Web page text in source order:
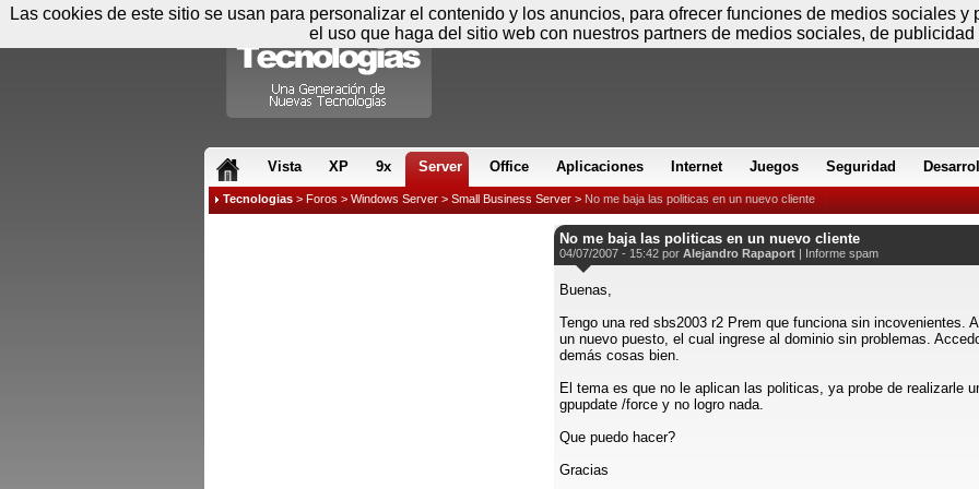
Vista XP 9x Server Office Aplicaciones Internet Juegos Seguridad
Tecnologias > Foros > Windows Server > Small Business Server > No me baja las politicas en un nuevo cliente
No me baja las politicas en un nuevo cliente
04/07/2007 - 15:42 por Alejandro Rapaport | Informe spam
Buenas,
Tengo una red sbs2003 r2 Prem que funciona sin incovenientes.
un nuevo puesto, el cual ingrese al dominio sin problemas.
demás cosas bien.
El tema es que no le aplican las politicas, ya probe de realizarle
gpupdate /force y no logro nada.
Que puedo hacer?
Gracias
Las cookies de este sitio se usan para personalizar el contenido y los anuncios, para ofrecer funciones de medios sociales
el uso que haga del sitio web con nuestros partners de medios sociales, de